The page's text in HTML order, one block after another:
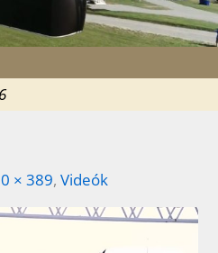
× 389, Videók